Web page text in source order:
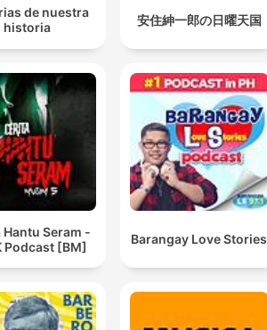
de nuestra
historia
安住紳一郎の日曜天国
Hantu Seram -
Podcast [BM]
Barangay Love Stories